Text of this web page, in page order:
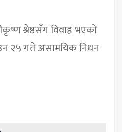
श्रेष्ठसँग विवाह भएको
२५ गते असामयिक निधन